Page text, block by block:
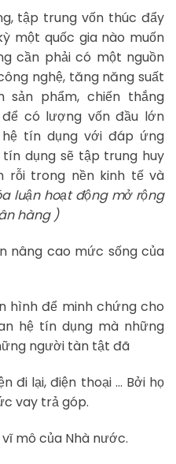
tập trung vốn thúc đẩy
một quốc gia nào muốn
cần phải có một nguồn
nghệ, tăng năng suất
sản phẩm, chiến thắng
có lượng vốn đầu lớn
tín dụng với đáp ứng
dụng sẽ tập trung huy
rỗi trong nền kinh tế và
luận hoạt động mở rộng
hàng )
nâng cao mức sống của
hình để minh chứng cho
hệ tín dụng mà những
người tàn tật đã
đi lại, điện thoại … Bởi họ
vay trả góp.
mô của Nhà nước.